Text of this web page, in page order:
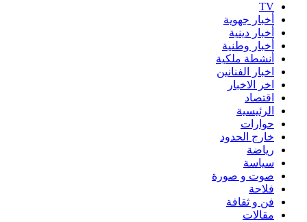
TV
أخبار جهوية
أخبار دينية
أخبار وطنية
أنشطة ملكية
اخبار الفنانين
اخر الاخبار
اقتصاد
الرئيسية
حوارات
خارج الحدود
رياضة
سياسة
صوت و صورة
فلاحة
فن و ثقافة
مقالات